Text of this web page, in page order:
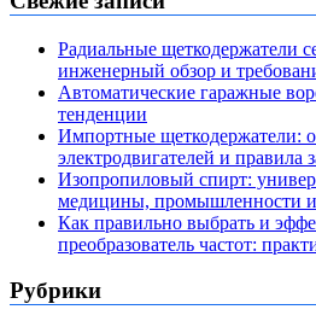
Радиальные щеткодержатели
инженерный обзор и
Автоматические гаражные
тенденции
Импортные щеткодержатели:
электродвигателей и правила
Изопропиловый спирт:
медицины, промышленности
Как правильно выбрать и
преобразователь частот:
Рубрики